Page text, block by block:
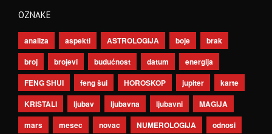
OZNAKE
analiza aspekti ASTROLOGIJA boje
brak
broj
brojevi budućnost datum
energija
FENG SHUI
feng šui HOROSKOP jupiter
karte
KRISTALI
ljubav ljubavna ljubavni
MAGIJA
mars
mesec novac NUMEROLOGIJA
odnosi